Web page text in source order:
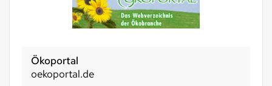
Ökoportal
oekoportal.de